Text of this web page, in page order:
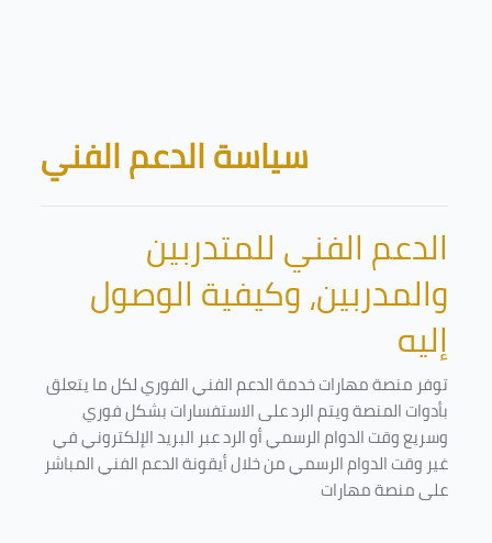
Blocks
سياسة الدعم الفني
الدعم الفني للمتدربين
والمدربين، وكيفية الوصول
إليه
توفر منصة مهارات خدمة الدعم الفني الفوري لكل ما يتعلق
بأدوات المنصة ويتم الرد على الاستفسارات بشكل فوري
وسريع وقت الدوام الرسمي أو الرد عبر البريد الإلكتروني في
غير وقت الدوام الرسمي من خلال أيقونة الدعم الفني المباشر
على منصة مهارات